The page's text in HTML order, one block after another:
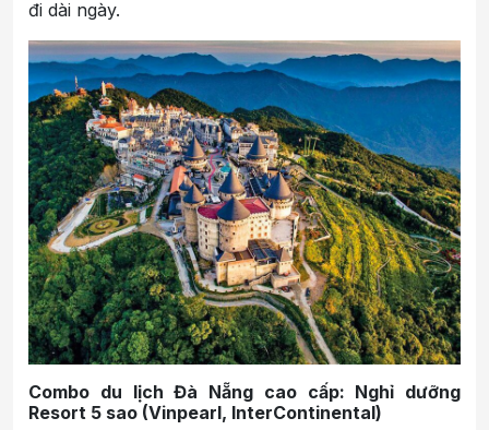
đi dài ngày.
Combo du lịch Đà Nẵng cao cấp: Nghỉ dưỡng
Resort 5 sao (Vinpearl, InterContinental)